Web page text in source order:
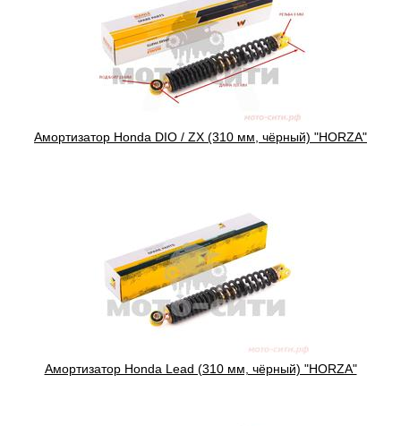
Амортизатор Honda DIO / ZX (310 мм, чёрный) "HORZA"
Амортизатор Honda Lead (310 мм, чёрный) "HORZA"